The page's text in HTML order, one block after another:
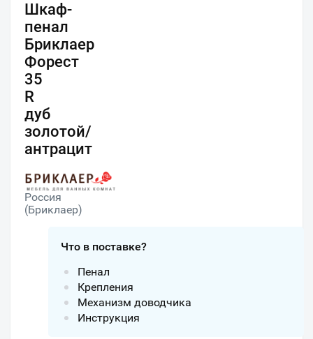
Шкаф-
пенал
Бриклаер
Форест
35
R
дуб
золотой/
антрацит
Россия
(Бриклаер)
Что в поставке?
Пенал
Крепления
Механизм доводчика
Инструкция